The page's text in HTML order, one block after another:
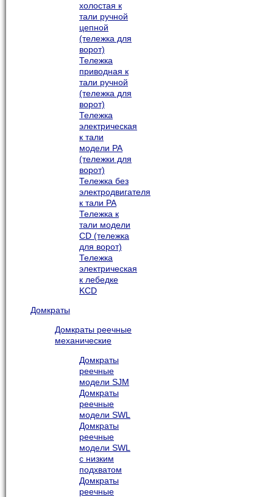
холостая к
тали ручной
цепной
(тележка для
ворот)
Тележка
приводная к
тали ручной
(тележка для
ворот)
Тележка
электрическая
к тали
модели РА
(тележки для
ворот)
Тележка без
электродвигателя
к тали РА
Тележка к
тали модели
CD (тележка
для ворот)
Тележка
электрическая
к лебедке
KCD
Домкраты
Домкраты реечные
механические
Домкраты
реечные
модели SJM
Домкраты
реечные
модели SWL
Домкраты
реечные
модели SWL
с низким
подхватом
Домкраты
реечные